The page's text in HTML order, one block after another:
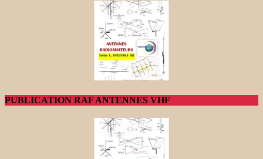
PUBLICATION RAF ANTENNES VHF